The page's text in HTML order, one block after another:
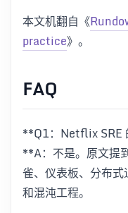
本文机翻自《
practice》。
FAQ
**Q1：Netflix SRE
**A：不是。原文提
雀、仪表板、分布
和混沌工程。